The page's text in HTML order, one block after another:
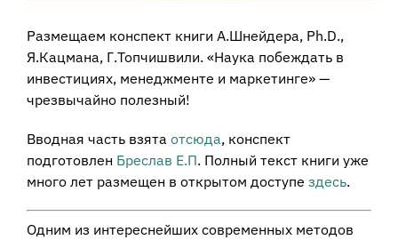
Размещаем конспект книги А.Шнейдера, Ph.D.,
Я.Кацмана, Г.Топчишвили. «Наука побеждать в
инвестициях, менеджменте и маркетинге» —
чрезвычайно полезный!
Вводная часть взята отсюда, конспект
подготовлен Бреслав Е.П. Полный текст книги уже
много лет размещен в открытом доступе здесь.
Одним из интереснейших современных методов